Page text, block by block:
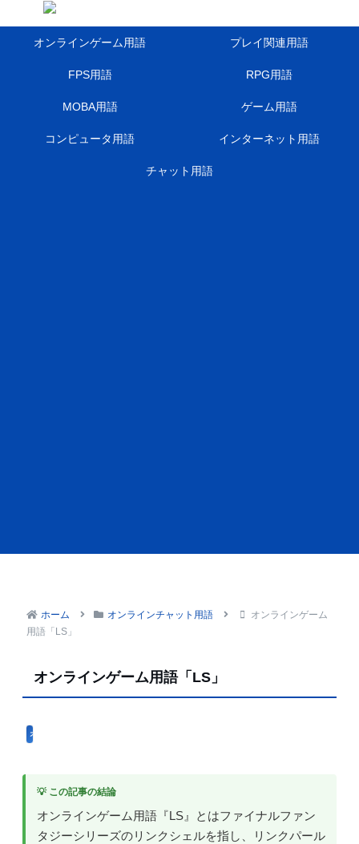
オンラインゲーム用語 プレイ関連用語
FPS用語 RPG用語
MOBA用語 ゲーム用語
コンピュータ用語 インターネット用語
チャット用語
ホーム オンラインチャット用語
オンラインゲーム
用語「LS」
オンラインゲーム用語「LS」
オンラインチャット用語
💡 この記事の結論
オンラインゲーム用語『LS』とはファイナルファン
タジーシリーズのリンクシェルを指し、リンクパール